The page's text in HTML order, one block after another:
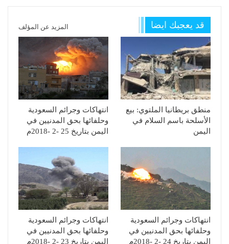
قد يعجبك ايضا المزيد عن المؤلف
منطق بريطانيا الملتوي: بيع
الأسلحة باسم السلام في
اليمن
انتهاكات وجرائم السعودية
وحلفائها بحق المدنيين في
اليمن بتاريخ 25 -2 -2018م
انتهاكات وجرائم السعودية
وحلفائها بحق المدنيين في
اليمن بتاريخ 24 -2 -2018م
انتهاكات وجرائم السعودية
وحلفائها بحق المدنيين في
اليمن بتاريخ 23 -2 -2018م